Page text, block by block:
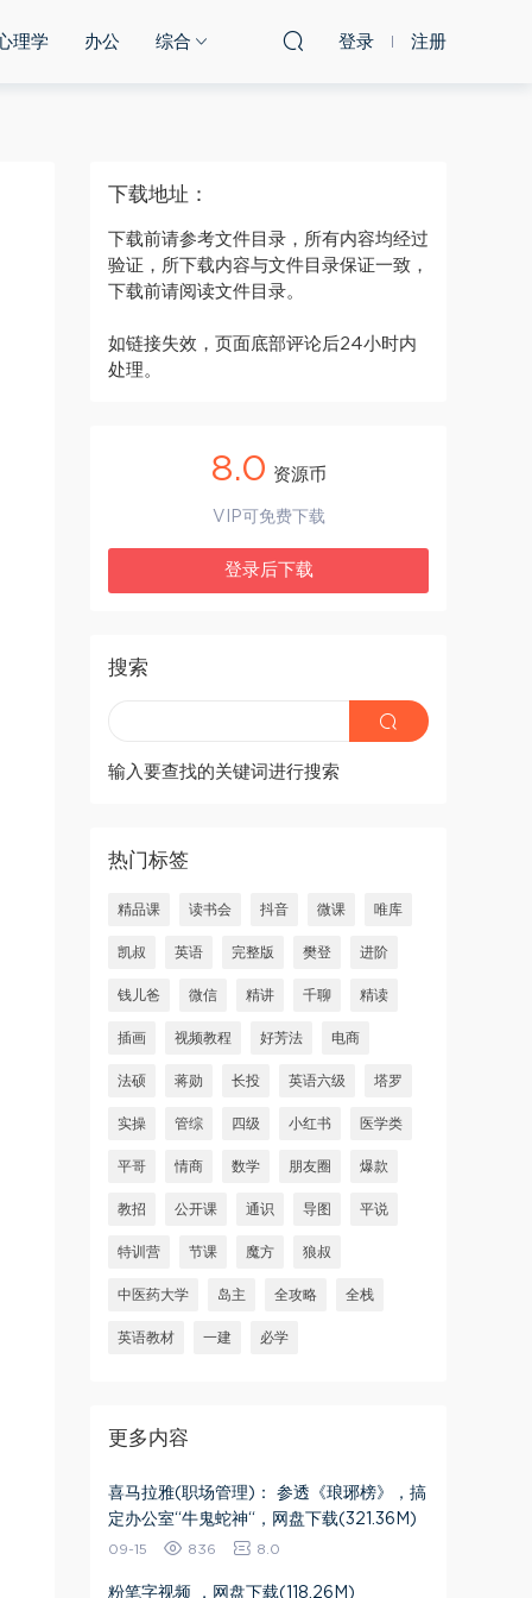
理学 办公 综合 登录 注册
下载地址：
下载前请参考文件目录，所有内容均经过
验证，所下载内容与文件目录保证一致，
下载前请阅读文件目录。
如链接失效，页面底部评论后24小时内
处理。
8.0 资源币
VIP可免费下载
登录后下载
搜索
输入要查找的关键词进行搜索
热门标签
精品课 读书会 抖音 微课 唯库
凯叔 英语 完整版 樊登 进阶
钱儿爸 微信 精讲 千聊 精读
插画 视频教程 好芳法 电商
法硕 蒋勋 长投 英语六级 塔罗
实操 管综 四级 小红书 医学类
平哥 情商 数学 朋友圈 爆款
教招 公开课 通识 导图 平说
特训营 节课 魔方 狼叔
中医药大学 岛主 全攻略 全栈
英语教材 一建 必学
更多内容
喜马拉雅(职场管理)： 参透《琅琊榜》，搞
定办公室“牛鬼蛇神“，网盘下载(321.36M)
09-15 836 8.0
粉笔字视频 ，网盘下载(118.26M)